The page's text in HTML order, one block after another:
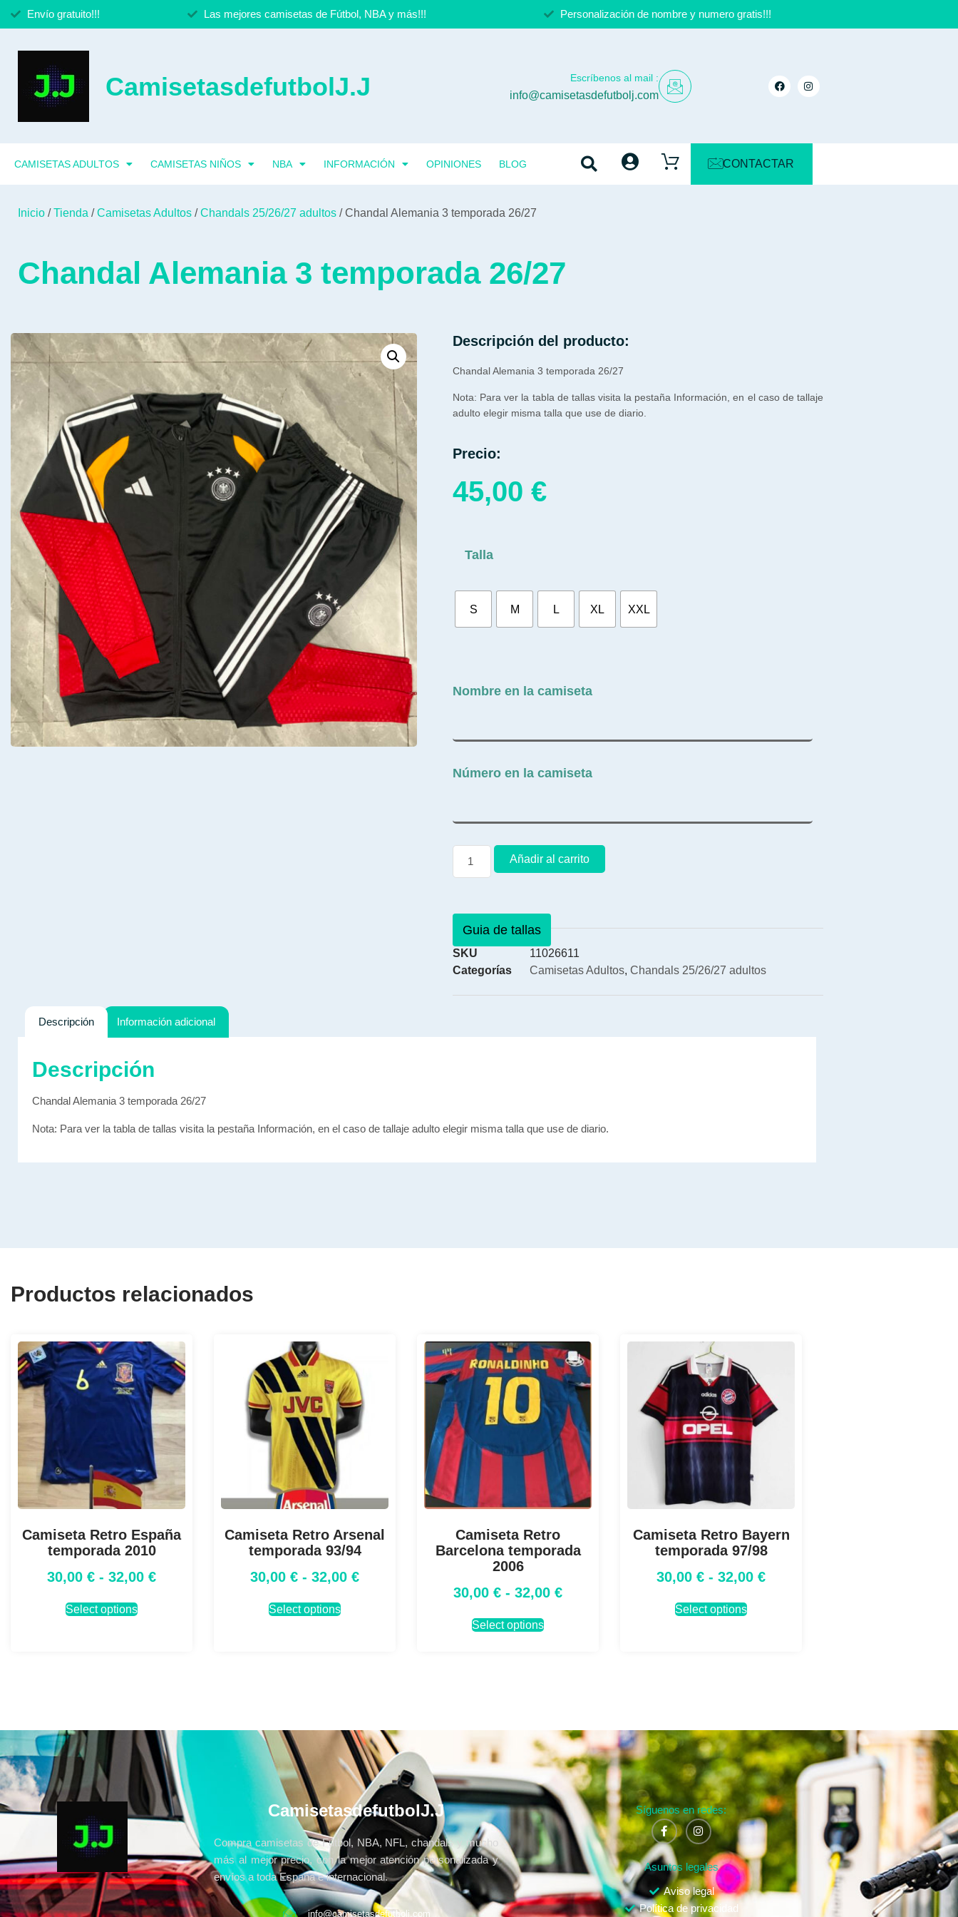
Envío gratuito!!! Las mejores camisetas de Fútbol, NBA y más!!! Personalización de nombre y numero gratis!!!
CamisetasdefutbolJ.J Escríbenos al mail :
info@camisetasdefutbolj.com
CAMISETAS ADULTOS CAMISETAS NIÑOS NBA INFORMACIÓN OPINIONES BLOG CONTACTAR
Inicio /Tienda /Camisetas Adultos /Chandals 25/26/27 adultos / Chandal Alemania 3 temporada 26/27
Chandal Alemania 3 temporada 26/27
Descripción del producto:
Chandal Alemania 3 temporada 26/27
Nota: Para ver la tabla de tallas visita la pestaña Información, en el caso de tallaje
adulto elegir misma talla que use de diario.
Precio:
45,00 €
Talla
S M L XL XXL
Nombre en la camiseta
Número en la camiseta
Añadir al carrito
Guia de tallas
SKU
11026611
Categorías
Camisetas Adultos, Chandals 25/26/27 adultos
Descripción Información adicional
Descripción
Chandal Alemania 3 temporada 26/27
Nota: Para ver la tabla de tallas visita la pestaña Información, en el caso de tallaje adulto elegir misma talla que use de diario.
Productos relacionados
Camiseta Retro España
temporada 2010
30,00 € - 32,00 €
Select options
Camiseta Retro Arsenal
temporada 93/94
30,00 € - 32,00 €
Select options
Camiseta Retro
Barcelona temporada
2006
30,00 € - 32,00 €
Select options
Camiseta Retro Bayern
temporada 97/98
30,00 € - 32,00 €
Select options
CamisetasdefutbolJ.J
Compra camisetas de Fútbol, NBA, NFL, chandals y mucho
más al mejor precio, con la mejor atención personalizada y
envíos a toda España e internacional.
info@camisetasdefutbolj.com
Síguenos en redes:
Asuntos legales
Aviso legal
Política de privacidad